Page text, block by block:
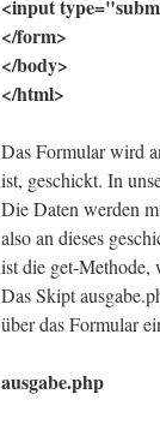
<input
</form>
</body>
</html>
Das Formular wird
ist, geschickt. In
Die Daten werden
also an dieses
ist die get-Methode,
Das Skipt
über das Formular
ausgabe.php